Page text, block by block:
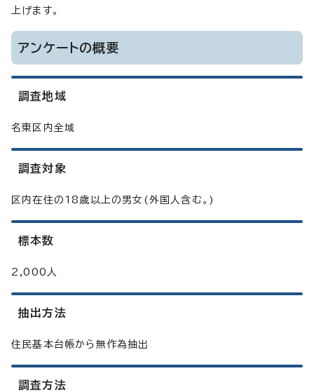
上げます。
アンケートの概要
調査地域
名東区内全域
調査対象
区内在住の18歳以上の男女(外国人含む。)
標本数
2,000人
抽出方法
住民基本台帳から無作為抽出
調査方法